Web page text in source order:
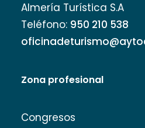
Almería Turística S.A
Teléfono: 950 210 538
Zona profesional
Congresos